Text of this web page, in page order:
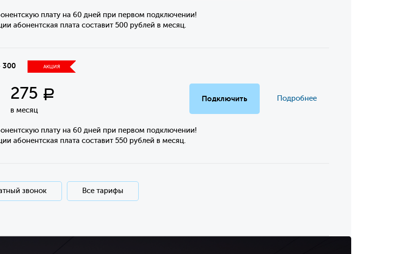
плату на 60 дней при первом подключении!
абонентская плата составит 500 рублей в месяц.
300 АКЦИЯ
275 Р
в месяц
Подключить Подробнее
плату на 60 дней при первом подключении!
абонентская плата составит 550 рублей в месяц.
звонок Все тарифы